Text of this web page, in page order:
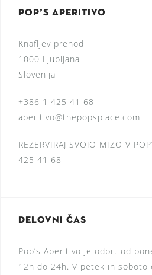
POP’S APERITIVO
Knafljev prehod
1000 Ljubljana
Slovenija
+386 1 425 41 68
aperitivo@thepopsplace.com
REZERVIRAJ SVOJO MIZO V
425 41 68
DELOVNI ČAS
Pop’s Aperitivo je odprt od
12h do 24h. V petek in soboto